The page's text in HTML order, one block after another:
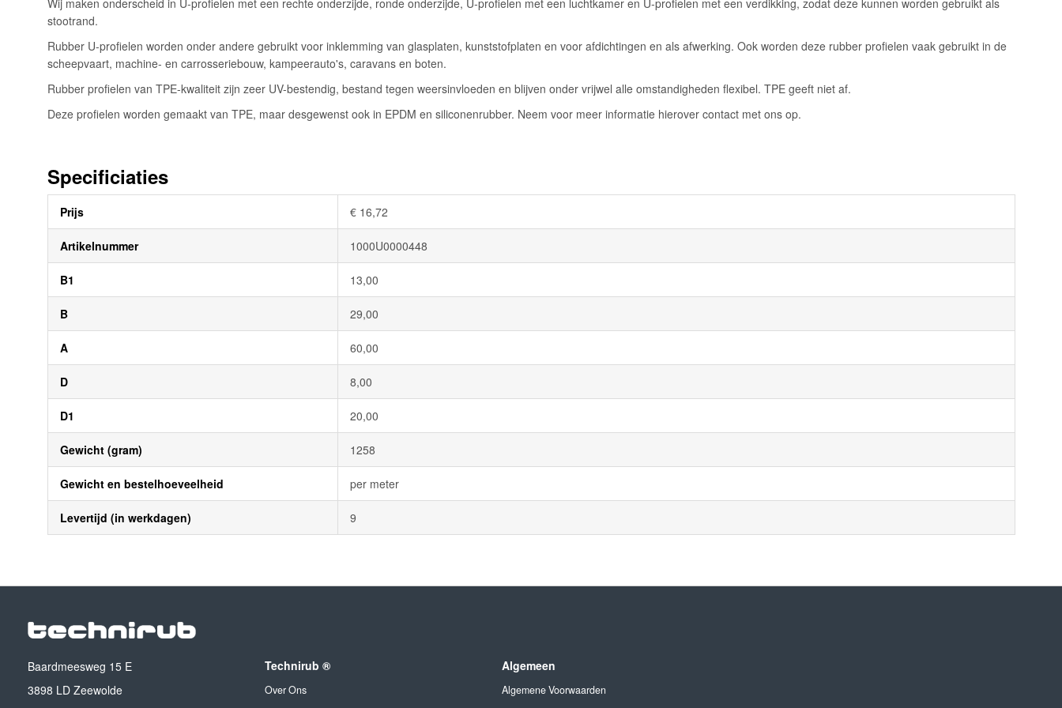
afbeeldingen-
gallerij
Wij maken onderscheid in U-profielen met een rechte onderzijde, ronde onderzijde, U-profielen met een luchtkamer en U-profielen met een verdikking, zodat deze kunnen worden gebruikt als
stootrand.
Rubber U-profielen worden onder andere gebruikt voor inklemming van glasplaten, kunststofplaten en voor afdichtingen en als afwerking. Ook worden deze rubber profielen vaak gebruikt in de
scheepvaart, machine- en carrosseriebouw, kampeerauto's, caravans en boten.
Rubber profielen van TPE-kwaliteit zijn zeer UV-bestendig, bestand tegen weersinvloeden en blijven onder vrijwel alle omstandigheden flexibel. TPE geeft niet af.
Deze profielen worden gemaakt van TPE, maar desgewenst ook in EPDM en siliconenrubber. Neem voor meer informatie hierover contact met ons op.
Specificiaties
informatie
Prijs € 16,72
Artikelnummer 1000U0000448
B1 13,00
B 29,00
A 60,00
D 8,00
D1 20,00
Gewicht (gram) 1258
Gewicht en bestelhoeveelheid per meter
Levertijd (in werkdagen) 9
Baardmeesweg 15 E
3898 LD Zeewolde
Technirub ®
Over Ons
Algemeen
Algemene Voorwaarden